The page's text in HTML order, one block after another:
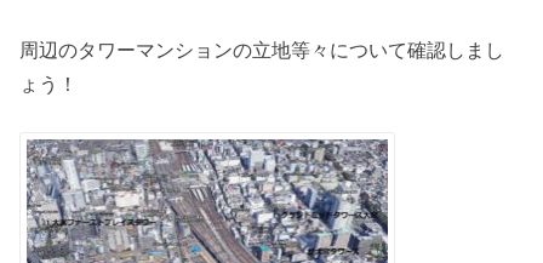
周辺のタワーマンションの立地等々について確認しまし
ょう！